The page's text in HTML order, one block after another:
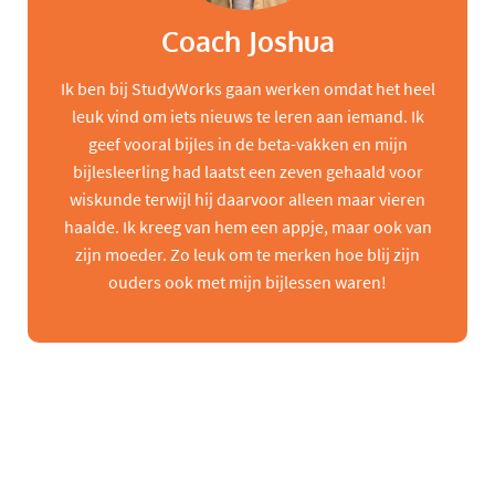
Coach Joshua
Ik ben bij StudyWorks gaan werken omdat het heel
leuk vind om iets nieuws te leren aan iemand. Ik
geef vooral bijles in de beta-vakken en mijn
bijlesleerling had laatst een zeven gehaald voor
wiskunde terwijl hij daarvoor alleen maar vieren
haalde. Ik kreeg van hem een appje, maar ook van
zijn moeder. Zo leuk om te merken hoe blij zijn
ouders ook met mijn bijlessen waren!